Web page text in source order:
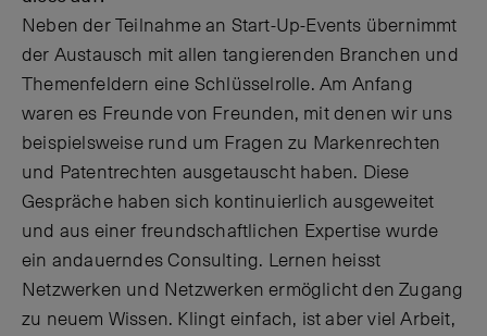
Neben der Teilnahme an Start-Up-Events übernimmt
der Austausch mit allen tangierenden Branchen und
Themenfeldern eine Schlüsselrolle. Am Anfang
waren es Freunde von Freunden, mit denen wir uns
beispielsweise rund um Fragen zu Markenrechten
und Patentrechten ausgetauscht haben. Diese
Gespräche haben sich kontinuierlich ausgeweitet
und aus einer freundschaftlichen Expertise wurde
ein andauerndes Consulting. Lernen heisst
Netzwerken und Netzwerken ermöglicht den Zugang
zu neuem Wissen. Klingt einfach, ist aber viel Arbeit,